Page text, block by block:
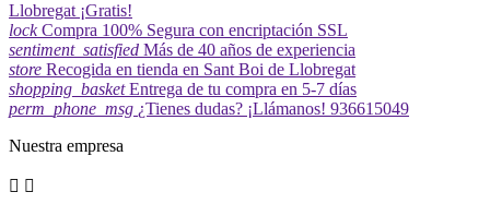
Llobregat ¡Gratis!
lock Compra 100% Segura con encriptación SSL
sentiment_satisfied Más de 40 años de experiencia
store Recogida en tienda en Sant Boi de Llobregat
shopping_basket Entrega de tu compra en 5-7 días
perm_phone_msg ¿Tienes dudas? ¡Llámanos! 936615049
Nuestra empresa
 